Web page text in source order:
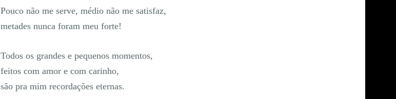
Pouco não me serve, médio não me satisfaz,
metades nunca foram meu forte!
Todos os grandes e pequenos momentos,
feitos com amor e com carinho,
são pra mim recordações eternas.